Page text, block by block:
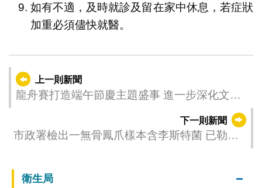
如有不適，及時就診及留在家中休息，若症狀
加重必須儘快就醫。
上一則新聞
龍舟賽打造端午節慶主題盛事 進一步深化文體
下一則新聞
市政署檢出一無骨鳳爪樣本含李斯特菌 已勒令
衛生局